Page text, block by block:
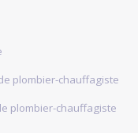
plombier-chauffagiste
plombier-chauffagiste